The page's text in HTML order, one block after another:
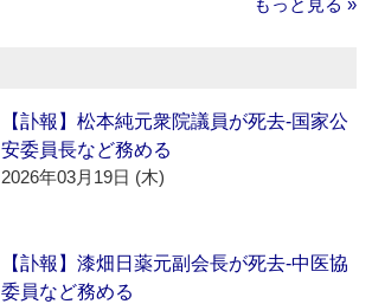
もっと見る »
【訃報】松本純元衆院議員が死去‐国家公
安委員長など務める
2026年03月19日 (木)
【訃報】漆畑日薬元副会長が死去‐中医協
委員など務める